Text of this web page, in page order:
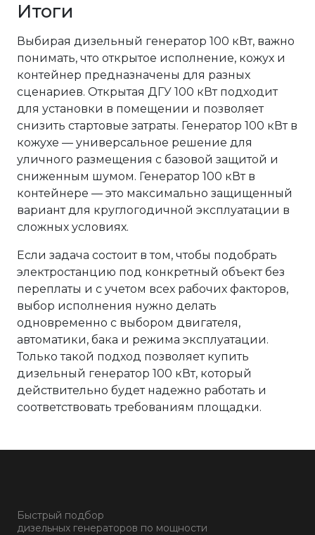
Итоги
Выбирая дизельный генератор 100 кВт, важно
понимать, что открытое исполнение, кожух и
контейнер предназначены для разных
сценариев. Открытая ДГУ 100 кВт подходит
для установки в помещении и позволяет
снизить стартовые затраты. Генератор 100 кВт в
кожухе — универсальное решение для
уличного размещения с базовой защитой и
сниженным шумом. Генератор 100 кВт в
контейнере — это максимально защищенный
вариант для круглогодичной эксплуатации в
сложных условиях.
Если задача состоит в том, чтобы подобрать
электростанцию под конкретный объект без
переплаты и с учетом всех рабочих факторов,
выбор исполнения нужно делать
одновременно с выбором двигателя,
автоматики, бака и режима эксплуатации.
Только такой подход позволяет купить
дизельный генератор 100 кВт, который
действительно будет надежно работать и
соответствовать требованиям площадки.
Быстрый подбор
дизельных генераторов по мощности